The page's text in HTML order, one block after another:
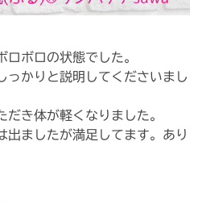
ボロの状態でした。
っかりと説明してくださいまし
き体が軽くなりました。
出ましたが満足してます。あり